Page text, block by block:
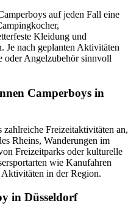
auf jeden Fall eine
Kleidung und
Je nach geplanten Aktivitäten
oder Angelzubehör sinnvoll
Camperboys in
Freizeitaktivitäten an,
Rheins, Wanderungen im
Freizeitparks oder kulturelle
wie Kanufahren
in der Region.
in Düsseldorf